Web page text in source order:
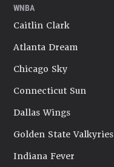
WNBA
Caitlin Clark
Atlanta Dream
Chicago Sky
Connecticut Sun
Dallas Wings
Golden State Valkyries
Indiana Fever